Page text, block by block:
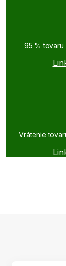
95 % tovaru
Vrátenie